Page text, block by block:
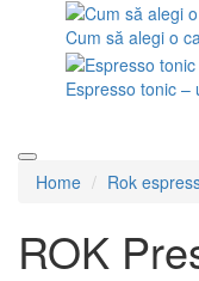
Cum să alegi o
Espresso tonic –
Home Rok
ROK